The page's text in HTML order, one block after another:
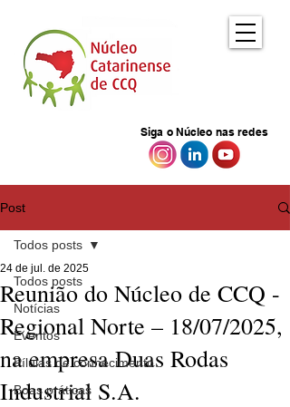
Siga o Núcleo nas redes
Post
Todos posts
Notícias
Eventos
Pílulas de conhecimento
Boas práticas
Todos posts
Reunião do Núcleo de CCQ -
Regional Norte – 18/07/2025,
na empresa Duas Rodas
Industrial S.A.
24 de jul. de 2025